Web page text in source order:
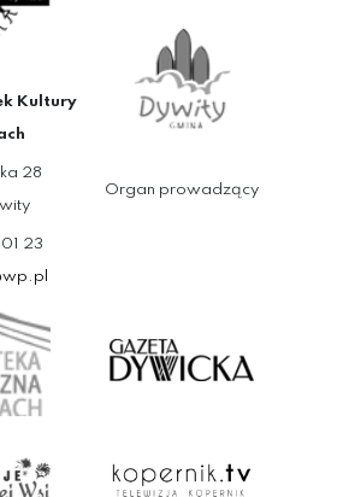
Kultury
28
23
Organ prowadzący